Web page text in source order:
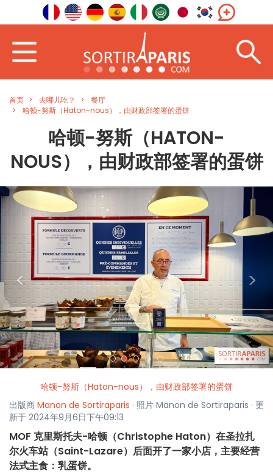
首页 去哪儿吃？
餐厅
哈顿-努斯（Haton-nous），由财政部签署的蛋饼
哈顿-努斯（HATON-
NOUS），由财政部签署的蛋饼
< >
哈顿-努斯（Haton-nous），由财政部签署的蛋饼
出版商 Manon de Sortiraparis · 照片 Manon de Sortiraparis · 更
新于 2024年9月6日下午09:13
MOF 克里斯托夫-哈顿（Christophe Haton）在圣拉扎
尔火车站（Saint-Lazare）后面开了一家小店，主要经营
法式主食：乳蛋饼。